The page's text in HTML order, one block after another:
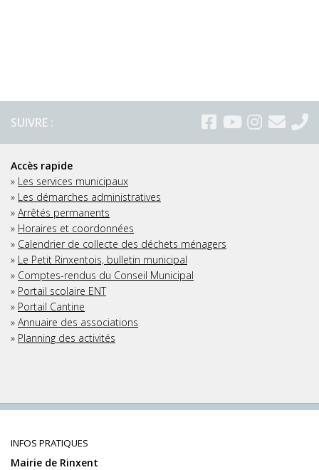
SUIVRE :
Accès rapide
» Les services municipaux
» Les démarches administratives
» Arrêtés permanents
» Horaires et coordonnées
» Calendrier de collecte des déchets ménagers
» Le Petit Rinxentois, bulletin municipal
» Comptes-rendus du Conseil Municipal
» Portail scolaire ENT
» Portail Cantine
» Annuaire des associations
» Planning des activités
INFOS PRATIQUES
Mairie de Rinxent